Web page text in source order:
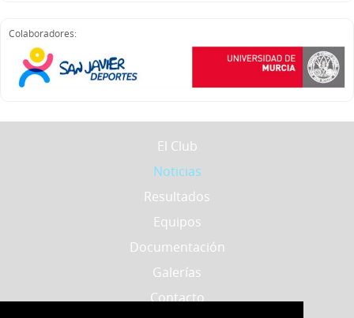
Colaboradores:
El Club
Noticias
Resultados
Equipos
Documentación
Galerías
Contacto